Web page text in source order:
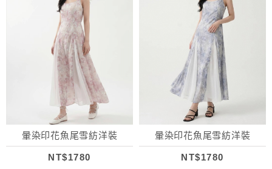
暈染印花魚尾雪紡洋裝
NT$1780
暈染印花魚尾雪紡洋裝
NT$1780